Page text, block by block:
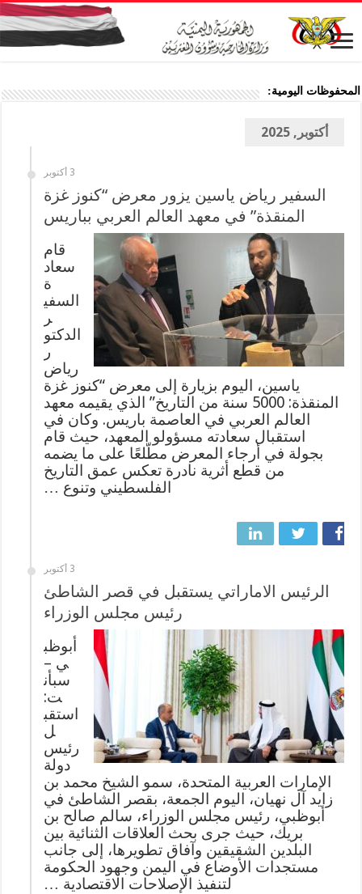
المحفوظات اليومية:
أكتوبر, 2025
3 أكتوبر
السفير رياض ياسين يزور معرض “كنوز غزة
المنقذة” في معهد العالم العربي بباريس
قام
سعاد
ة
السفي
ر
الدكتو
ر
رياض
ياسين، اليوم بزيارة إلى معرض “كنوز غزة
المنقذة: 5000 سنة من التاريخ” الذي يقيمه معهد
العالم العربي في العاصمة باريس. وكان في
استقبال سعادته مسؤولو المعهد، حيث قام
بجولة في أرجاء المعرض مطّلعًا على ما يضمه
من قطع أثرية نادرة تعكس عمق التاريخ
الفلسطيني وتنوع …
3 أكتوبر
الرئيس الاماراتي يستقبل في قصر الشاطئ
رئيس مجلس الوزراء
أبوظب
ي –
سبأن
ت:
استقب
ل
رئيس
دولة
الإمارات العربية المتحدة، سمو الشيخ محمد بن
زايد آل نهيان، اليوم الجمعة، بقصر الشاطئ في
أبوظبي، رئيس مجلس الوزراء، سالم صالح بن
بريك، حيث جرى بحث العلاقات الثنائية بين
البلدين الشقيقين وآفاق تطويرها، إلى جانب
مستجدات الأوضاع في اليمن وجهود الحكومة
لتنفيذ الإصلاحات الاقتصادية …